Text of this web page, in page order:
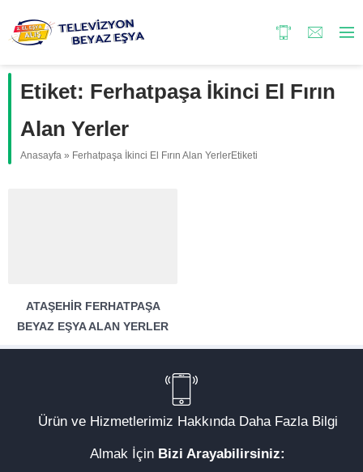
Etiket: Ferhatpaşa İkinci El Fırın
Alan Yerler
Anasayfa » Ferhatpaşa İkinci El Fırın Alan YerlerEtiketi
ATAŞEHIR FERHATPAŞA
BEYAZ EŞYA ALAN YERLER
Ürün ve Hizmetlerimiz Hakkında Daha Fazla Bilgi
Almak İçin Bizi Arayabilirsiniz: